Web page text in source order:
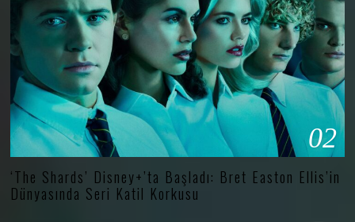
02
‘The Shards’ Disney+’ta Başladı: Bret Easton Ellis’in
Dünyasında Seri Katil Korkusu